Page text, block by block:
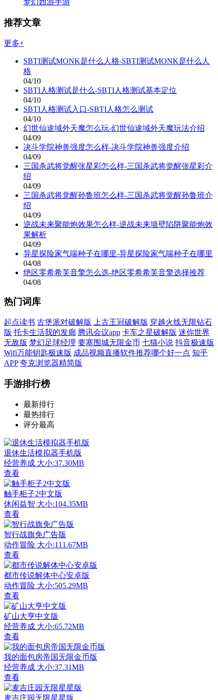
梦幻西游手游
推荐文章
更多+
SBTI测试MONK是什么人格-SBTI测试MONK是什么人
格
04/10
SBTI人格测试是什么-SBTI人格测试基本定位
04/10
SBTI人格测试入口-SBTI人格怎么测试
04/10
幻世仙途域外天魔怎么玩-幻世仙途域外天魔玩法介绍
04/09
决斗学院神兽强度怎么样-决斗学院神兽强度介绍
04/09
三国杀武将觉醒张星彩怎么样-三国杀武将觉醒张星彩介
绍
04/09
三国杀武将觉醒孙鲁班怎么样-三国杀武将觉醒孙鲁班介
绍
04/09
逆战未来聚能炮效果怎么样-逆战未来墙壁陷阱聚能炮效
果解析
04/09
异星探险家气喘种子在哪里-异星探险家气喘种子在哪里
04/08
绝区零希希芙音擎怎么选-绝区零希希芙音擎选择推荐
04/08
热门词库
起点读书 古堡派对破解版 上古王冠破解版 穿越火线无限钻石
版 托卡生活我的发廊 腾讯会议app 卡车之星破解版 迷你世界
无敌版 梦幻足球经理 要塞围城无限金币 七猫小说 抖音极速版
Wifi万能钥匙极速版 成品视频直播软件推荐哪个好一点 知乎
APP 夸克浏览器精简版
手游排行榜
最新排行
最热排行
评分最高
退休生活模拟器手机版
经营养成 大小:37.30MB
查看
触手柜子2中文版
休闲益智 大小:104.35MB
查看
智行战旗免广告版
动作冒险 大小:111.67MB
查看
都市传说解体中心安卓版
动作冒险 大小:505.29MB
查看
矿山大亨中文版
经营养成 大小:65.72MB
查看
我的面包房帝国无限金币版
经营养成 大小:37.31MB
查看
麦吉庄园无限星星版